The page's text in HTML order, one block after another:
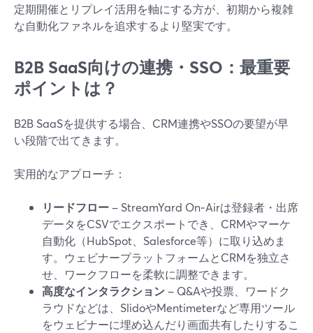
定期開催とリプレイ活用を軸にする方が、初期から複雑
な自動化ファネルを追求するより堅実です。
B2B SaaS向けの連携・SSO：最重要
ポイントは？
B2B SaaSを提供する場合、CRM連携やSSOの要望が早
い段階で出てきます。
実用的なアプローチ：
リードフロー – StreamYard On‑Airは登録者・出席
データをCSVでエクスポートでき、CRMやマーケ
自動化（HubSpot、Salesforce等）に取り込めま
す。ウェビナープラットフォームとCRMを独立さ
せ、ワークフローを柔軟に調整できます。
高度なインタラクション – Q&Aや投票、ワードク
ラウドなどは、SlidoやMentimeterなど専用ツール
をウェビナーに埋め込んだり画面共有したりするこ